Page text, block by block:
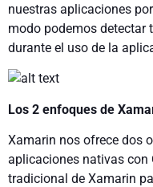
nuestras aplicaciones
modo podemos detectar
durante el uso de la
Los 2 enfoques de
Xamarin nos ofrece dos
aplicaciones nativas con
tradicional de Xamarin